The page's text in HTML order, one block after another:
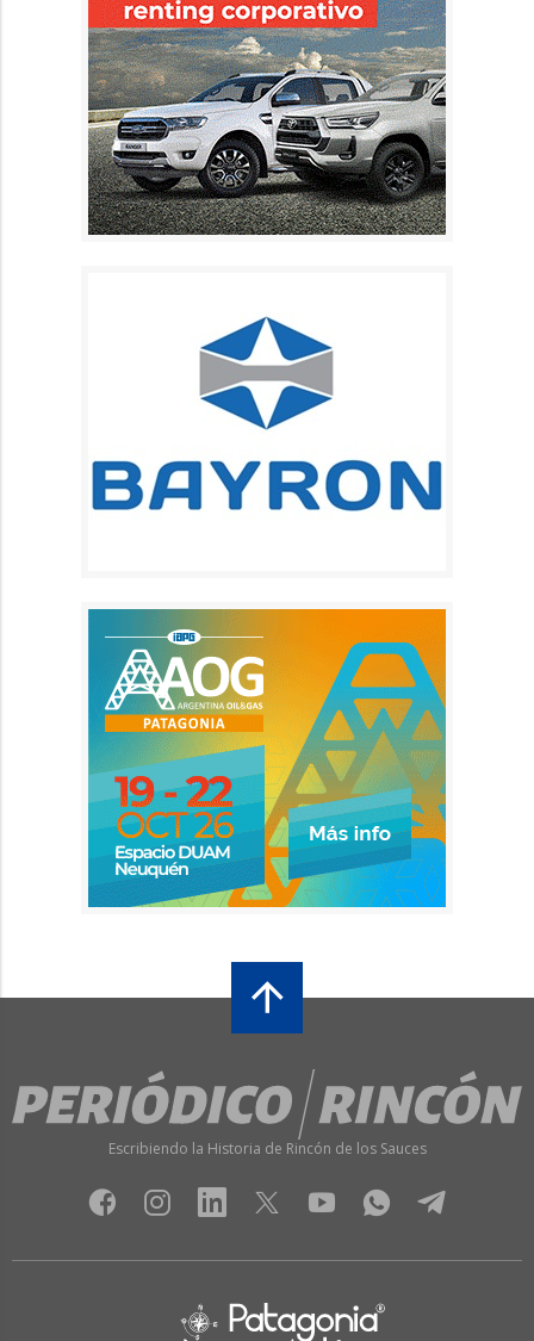
Escribiendo la Historia de Rincón de los Sauces